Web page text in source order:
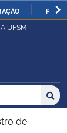
UFSM
Sítio
de